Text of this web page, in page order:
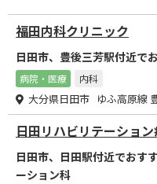
福田内科クリニック
日田市、豊後三芳駅付近で
病院・医療 内科
大分県日田市 ゆふ高原線
日田リハビリテーショ
日田市、日田駅付近でおす
ーション科